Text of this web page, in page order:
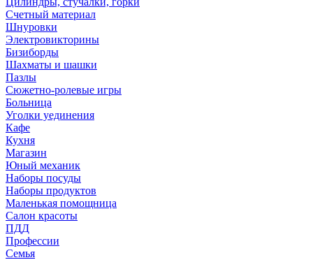
Счетный материал
Шнуровки
Электровикторины
Бизиборды
Шахматы и шашки
Пазлы
Сюжетно-ролевые игры
Больница
Уголки уединения
Кафе
Кухня
Магазин
Юный механик
Наборы посуды
Наборы продуктов
Маленькая помощница
Салон красоты
ПДД
Профессии
Семья